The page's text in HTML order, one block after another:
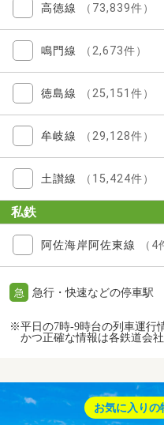
高徳線 （73,839件）
鳴門線 （2,673件）
徳島線 （25,151件）
牟岐線 （29,128件）
土讃線 （15,424件）
私鉄
阿佐海岸阿佐東線 （4
急 急行・快速などの停車駅
※平日の7時-9時台の列車運行
かつ正確な情報は各鉄道会
お気に入りの